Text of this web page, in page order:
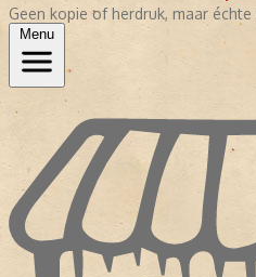
Geen kopie of herdruk, maar
Menu